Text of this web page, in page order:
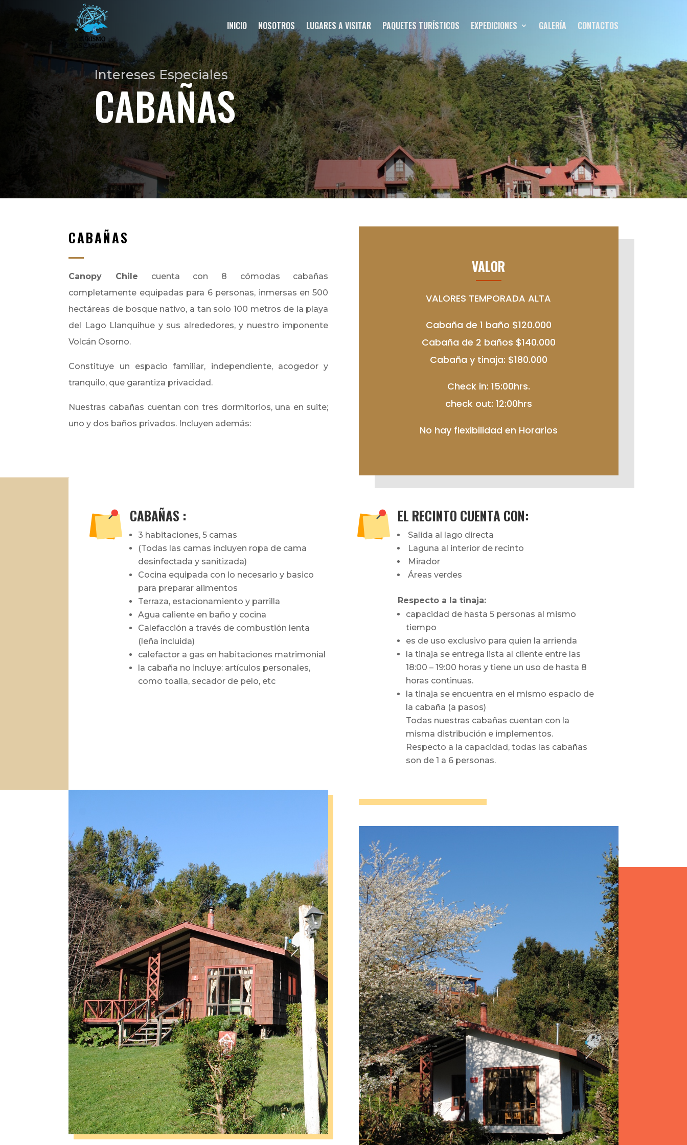
INICIO NOSOTROS LUGARES A VISITAR PAQUETES TURÍSTICOS EXPEDICIONES GALERÍA CONTACTOS
Intereses Especiales
CABAÑAS
CABAÑAS
Canopy Chile cuenta con 8 cómodas cabañas
completamente equipadas para 6 personas, inmersas en 500
hectáreas de bosque nativo, a tan solo 100 metros de la playa
del Lago Llanquihue y sus alrededores, y nuestro imponente
Volcán Osorno.
Constituye un espacio familiar, independiente, acogedor y
tranquilo, que garantiza privacidad.
Nuestras cabañas cuentan con tres dormitorios, una en suite;
uno y dos baños privados. Incluyen además:
VALOR
VALORES TEMPORADA ALTA
Cabaña de 1 baño $120.000
Cabaña de 2 baños $140.000
Cabaña y tinaja: $180.000
Check in: 15:00hrs.
check out: 12:00hrs
No hay flexibilidad en Horarios
CABAÑAS :
3 habitaciones, 5 camas
(Todas las camas incluyen ropa de cama
desinfectada y sanitizada)
Cocina equipada con lo necesario y basico
para preparar alimentos
Terraza, estacionamiento y parrilla
Agua caliente en baño y cocina
Calefacción a través de combustión lenta
(leña incluida)
calefactor a gas en habitaciones matrimonial
la cabaña no incluye: artículos personales,
como toalla, secador de pelo, etc
EL RECINTO CUENTA CON:
Salida al lago directa
Laguna al interior de recinto
Mirador
Áreas verdes
Respecto a la tinaja:
capacidad de hasta 5 personas al mismo
tiempo
es de uso exclusivo para quien la arrienda
la tinaja se entrega lista al cliente entre las
18:00 – 19:00 horas y tiene un uso de hasta 8
horas continuas.
la tinaja se encuentra en el mismo espacio de
la cabaña (a pasos)
Todas nuestras cabañas cuentan con la
misma distribución e implementos.
Respecto a la capacidad, todas las cabañas
son de 1 a 6 personas.